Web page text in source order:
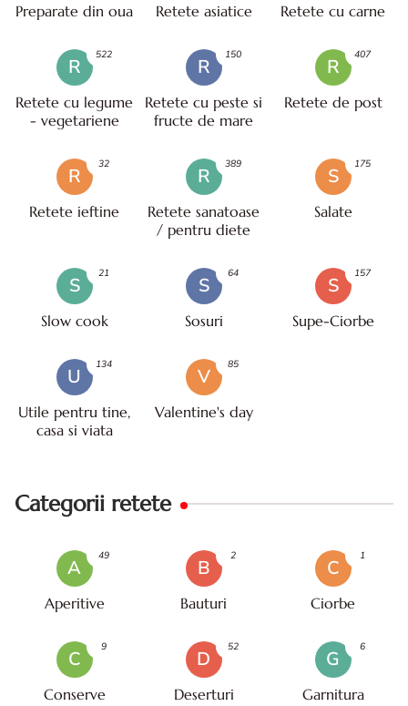
Preparate din oua Retete asiatice Retete cu carne
R
Retete cu legume
- vegetariene
522
R
Retete cu peste si
fructe de mare
150
R
Retete de post
407
R
Retete ieftine
32
R
Retete sanatoase
/ pentru diete
389
S
Salate
175
S
Slow cook
21
S
Sosuri
64
S
Supe-Ciorbe
157
U
Utile pentru tine,
casa si viata
134
V
Valentine's day
85
Categorii retete
A
Aperitive
49
B
Bauturi
2
C
Ciorbe
1
C
Conserve
9
D
Deserturi
52
G
Garnitura
6